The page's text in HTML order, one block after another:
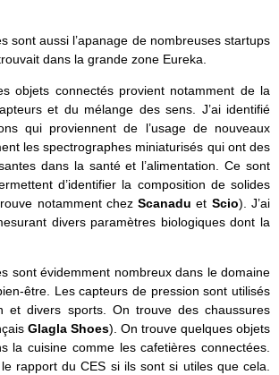
sont aussi l’apanage de nombreuses startups
dans la grande zone Eureka.
objets connectés provient notamment de la
et du mélange des sens. J’ai identifié
qui proviennent de l’usage de nouveaux
les spectrographes miniaturisés qui ont des
dans la santé et l’alimentation. Ce sont
d’identifier la composition de solides
notamment chezScanadu et Scio). J’ai
divers paramètres biologiques dont la
sont évidemment nombreux dans le domaine
être. Les capteurs de pression sont utilisés
et divers sports. On trouve des chaussures
Glagla Shoes). On trouve quelques objets
la cuisine comme les cafetières connectées.
rapport du CES si ils sont si utiles que cela.